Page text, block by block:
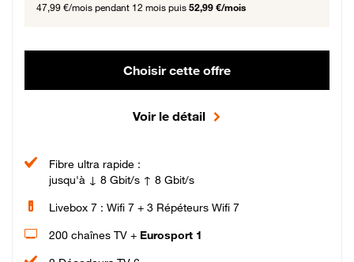
47,99 €/mois pendant 12 mois puis 52,99 €/mois
Choisir cette offre
Voir le détail
Fibre ultra rapide :
jusqu'à ↓ 8 Gbit/s ↑ 8 Gbit/s
Livebox 7 : Wifi 7 + 3 Répéteurs Wifi 7
200 chaînes TV + Eurosport 1